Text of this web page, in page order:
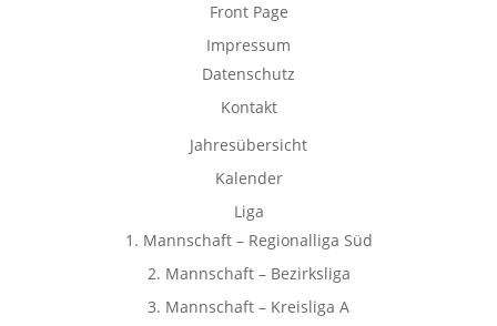
Front Page
Impressum
Datenschutz
Kontakt
Jahresübersicht
Kalender
Liga
1. Mannschaft – Regionalliga Süd
2. Mannschaft – Bezirksliga
3. Mannschaft – Kreisliga A